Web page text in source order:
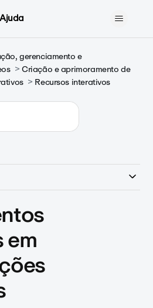
gerenciamento e
Criação e aprimoramento de
Recursos interativos